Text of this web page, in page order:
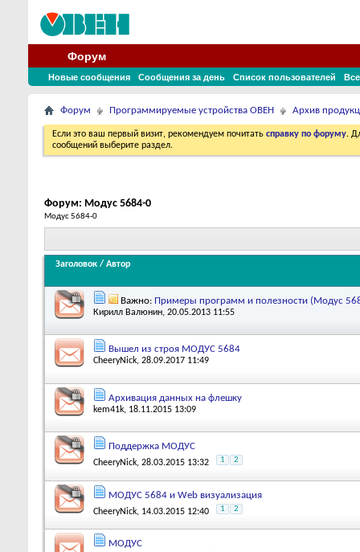
Форум
Новые сообщения Сообщения за день Список пользователей
Форум Программируемые устройства ОВЕН Архив
Если это ваш первый визит, рекомендуем почитать справку по форуму.
сообщений выберите раздел.
Форум: Модус 5684-0
Модус 5684-0
Заголовок / Автор
Важно: Примеры программ и полезности (Модус
Кирилл Валюнин, 20.05.2013 11:55
Вышел из строя МОДУС 5684
CheeryNick, 28.09.2017 11:49
Архивация данных на флешку
kem41k, 18.11.2015 13:09
Поддержка МОДУС
CheeryNick, 28.03.2015 13:32 1 2
МОДУС 5684 и Web визуализация
CheeryNick, 14.03.2015 12:40 1 2
МОДУС